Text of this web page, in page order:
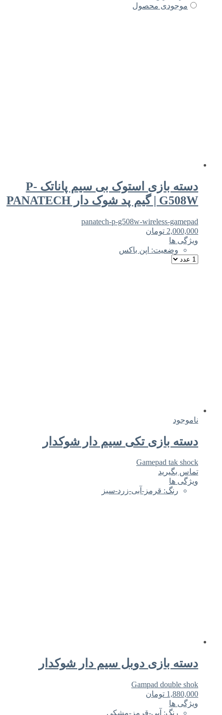
موجودی محصول
دسته بازی استوک بی سیم پاناتک P-
G508W | گیم پد شوک دار PANATECH
panatech-p-g508w-wireless-gamepad
2,000,000 تومان
ویژگی ها
وضعیت: اپن باکس
ناموجود
دسته بازی تکی سیم دار شوکدار
Gamepad tak shock
تماس بگیرید
ویژگی ها
رنگ: قرمز-آبی-زرد-سبز
دسته بازی دوبل سیم دار شوکدار
Gampad double shok
1,880,000 تومان
ویژگی ها
رنگ: آبی-قرمز-مشکی